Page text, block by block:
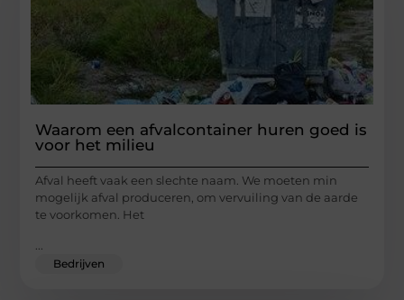
Waarom een afvalcontainer huren goed is
voor het milieu
Afval heeft vaak een slechte naam. We moeten min
mogelijk afval produceren, om vervuiling van de aarde
te voorkomen. Het
Bedrijven